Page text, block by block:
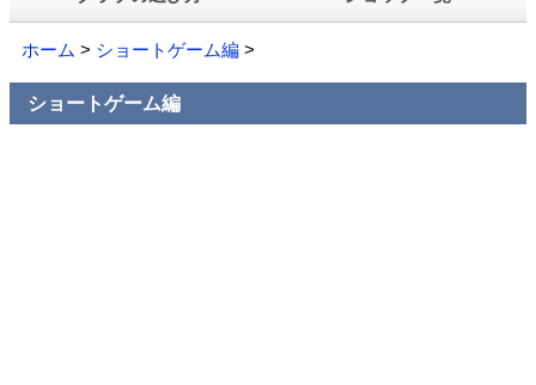
ホーム > ショートゲーム編 >
ショートゲーム編